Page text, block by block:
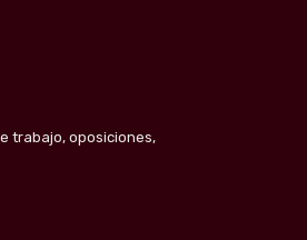
trabajo, oposiciones,